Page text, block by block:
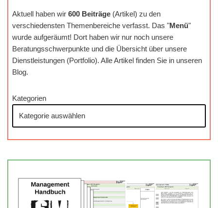
Aktuell haben wir 600 Beiträge (Artikel) zu den
verschiedensten Themenbereiche verfasst. Das "Menü"
wurde aufgeräumt! Dort haben wir nur noch unsere
Beratungsschwerpunkte und die Übersicht über unsere
Dienstleistungen (Portfolio). Alle Artikel finden Sie in unseren
Blog.
Kategorien